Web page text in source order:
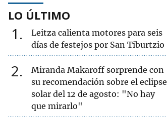
LO ÚLTIMO
1
Leitza calienta motores para seis
días de festejos por San Tiburtzio
2
Miranda Makaroff sorprende con
su recomendación sobre el eclipse
solar del 12 de agosto: "No hay
que mirarlo"